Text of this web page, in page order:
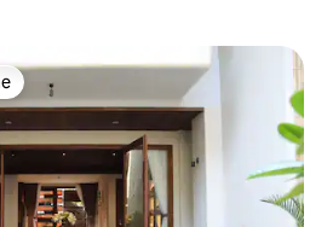
на гостите